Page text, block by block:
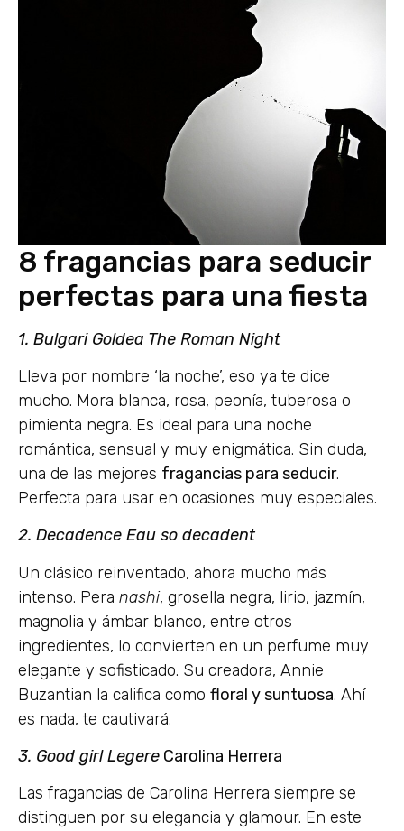
8 fragancias para seducir
perfectas para una fiesta
1. Bulgari Goldea The Roman Night
Lleva por nombre ‘la noche’, eso ya te dice
mucho. Mora blanca, rosa, peonía, tuberosa o
pimienta negra. Es ideal para una noche
romántica, sensual y muy enigmática. Sin duda,
una de las mejores fragancias para seducir.
Perfecta para usar en ocasiones muy especiales.
2. Decadence Eau so decadent
Un clásico reinventado, ahora mucho más
intenso. Pera nashi, grosella negra, lirio, jazmín,
magnolia y ámbar blanco, entre otros
ingredientes, lo convierten en un perfume muy
elegante y sofisticado. Su creadora, Annie
Buzantian la califica como floral y suntuosa. Ahí
es nada, te cautivará.
3. Good girl Legere Carolina Herrera
Las fragancias de Carolina Herrera siempre se
distinguen por su elegancia y glamour. En este